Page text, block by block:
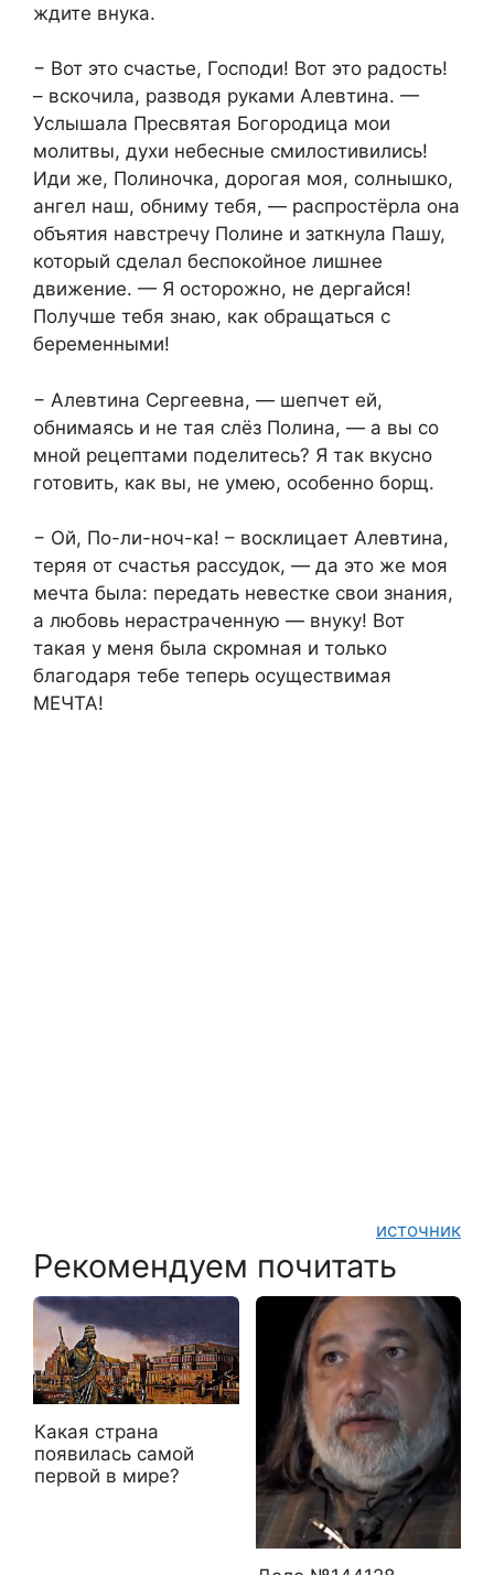
ждите внука.
− Вот это счастье, Господи! Вот это радость!
– вскочила, разводя руками Алевтина. —
Услышала Пресвятая Богородица мои
молитвы, духи небесные смилостивились!
Иди же, Полиночка, дорогая моя, солнышко,
ангел наш, обниму тебя, — распростёрла она
объятия навстречу Полине и заткнула Пашу,
который сделал беспокойное лишнее
движение. — Я осторожно, не дергайся!
Получше тебя знаю, как обращаться с
беременными!
− Алевтина Сергеевна, — шепчет ей,
обнимаясь и не тая слёз Полина, — а вы со
мной рецептами поделитесь? Я так вкусно
готовить, как вы, не умею, особенно борщ.
− Ой, По-ли-ноч-ка! – восклицает Алевтина,
теряя от счастья рассудок, — да это же моя
мечта была: передать невестке свои знания,
а любовь нерастраченную — внуку! Вот
такая у меня была скромная и только
благодаря тебе теперь осуществимая
МЕЧТА!
источник
Рекомендуем почитать
Какая страна
появилась самой
первой в мире?